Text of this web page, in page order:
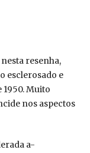
resenha,
esclerosado e
1950. Muito
nos aspectos
a-